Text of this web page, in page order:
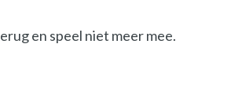
en speel niet meer mee.